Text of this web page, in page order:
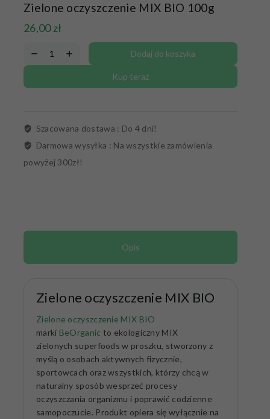
Zielone oczyszczenie MIX BIO 100g
26,00zł
Dodaj do koszyka
Kup teraz
Szacowana dostawa : Do 4 dni!
Darmowa wysyłka : Na wszystkie zamówienia
powyżej 300zł!
Opis
Zielone oczyszczenie MIX BIO
Zielone oczyszczenie MIX BIO
marki BeOrganic to ekologiczny MIX
zielonych superfoods w proszku, stworzony z
myślą o osobach aktywnych fizycznie,
sportowcach oraz wszystkich, którzy chcą w
naturalny sposób wesprzeć procesy
oczyszczania organizmu i poprawić codzienne
samopoczucie. Produkt opiera się wyłącznie na